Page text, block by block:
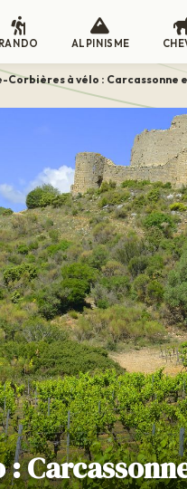
RANDO ALPINISME
Corbières à vélo : Carcassonne